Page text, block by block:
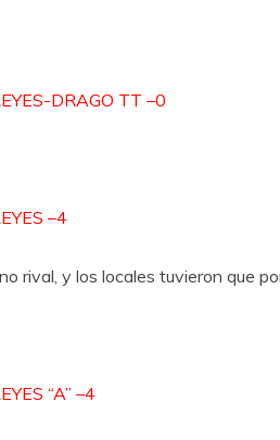
DRAGO TT –0
–4
rival, y los locales tuvieron que
“A” –4